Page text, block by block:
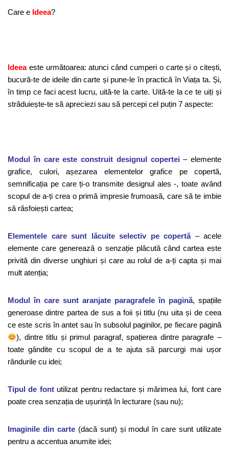
Care e Ideea?
Ideeaeste următoarea: atunci când cumperi o carte și o citești,
bucură-te de ideile din carte și pune-le în practică în Viața ta. Și,
în timp ce faci acest lucru, uită-te la carte. Uită-te la ce te uiți și
străduiește-te să apreciezi sau să percepi cel puțin 7 aspecte:
Modul în care este construit designul copertei – elemente
grafice, culori, așezarea elementelor grafice pe copertă,
semnificația pe care ți-o transmite designul ales -, toate având
scopul de a-ți crea o primă impresie frumoasă, care să te imbie
să răsfoiești cartea;
Elementele care sunt lăcuite selectiv pe copertă– acele
elemente care generează o senzație plăcută când cartea este
privită din diverse unghiuri și care au rolul de a-ți capta și mai
mult atenția;
Modul în care sunt aranjate paragrafele în pagină, spațiile
generoase dintre partea de sus a foii și titlu (nu uita și de ceea
ce este scris în antet sau în subsolul paginilor, pe fiecare pagină
), dintre titlu și primul paragraf, spațierea dintre paragrafe –
toate gândite cu scopul de a te ajuta să parcurgi mai ușor
rândurile cu idei;
Tipul de fontutilizat pentru redactare și mărimea lui, font care
poate crea senzația de ușurință în lecturare (sau nu);
Imaginile din carte(dacă sunt) și modul în care sunt utilizate
pentru a accentua anumite idei;